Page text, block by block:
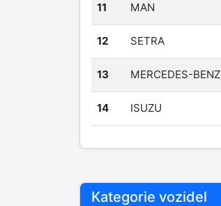
11 MAN
12 SETRA
13 MERCEDES-BENZ
14 ISUZU
Kategorie vozidel